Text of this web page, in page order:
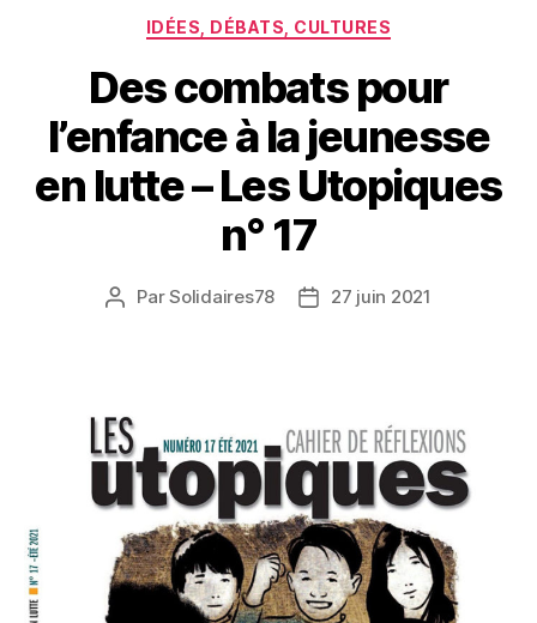
Catégories
IDÉES, DÉBATS, CULTURES
Des combats pour
l’enfance à la jeunesse
en lutte – Les Utopiques
n° 17
Auteur
ParSolidaires78
Date27 juin 2021